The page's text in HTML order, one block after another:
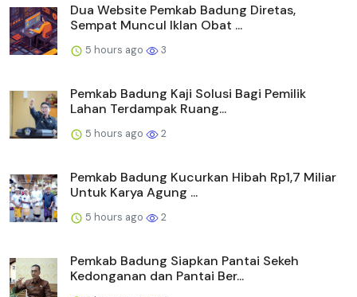
Dua Website Pemkab Badung Diretas,
Sempat Muncul Iklan Obat ...
5 hours ago 3
Pemkab Badung Kaji Solusi Bagi Pemilik
Lahan Terdampak Ruang...
5 hours ago 2
Pemkab Badung Kucurkan Hibah Rp1,7 Miliar
Untuk Karya Agung ...
5 hours ago 2
Pemkab Badung Siapkan Pantai Sekeh
Kedonganan dan Pantai Ber...